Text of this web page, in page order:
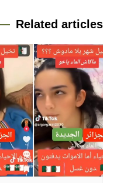
Related articles